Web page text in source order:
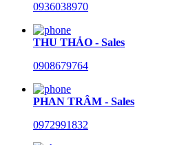
0936038970
THU THẢO - Sales
0908679764
PHAN TRÂM - Sales
0972991832